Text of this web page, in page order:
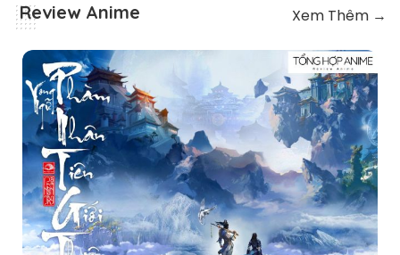
Review Anime Xem Thêm →